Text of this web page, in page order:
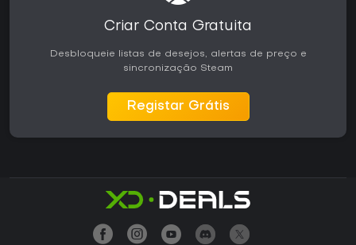
Criar Conta Gratuita
Desbloqueie listas de desejos, alertas de preço e
sincronização Steam
Registar Grátis